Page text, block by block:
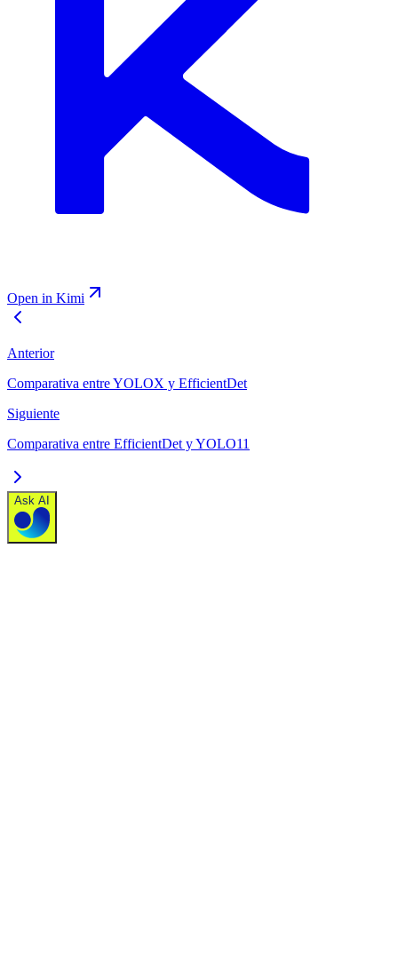
Open in Kimi
Anterior
Comparativa entre YOLOX y EfficientDet
Siguiente
Comparativa entre EfficientDet y YOLO11
Ask AI